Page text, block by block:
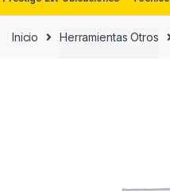
Inicio Herramientas Otros